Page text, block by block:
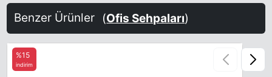
Benzer Ürünler (Ofis Sehpaları)
%15
indirim